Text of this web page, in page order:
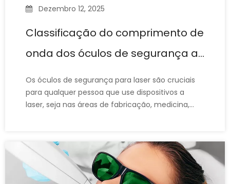
Dezembro 12, 2025
Classificação do comprimento de
onda dos óculos de segurança a
laser
Os óculos de segurança para laser são cruciais
para qualquer pessoa que use dispositivos a
laser, seja nas áreas de fabricação, medicina,
protegem contra os mesmos comprimentos de
onda e nem todos os pares protegem contra
todos os comprimentos de onda do laser. Cada
laser opera em velocidade